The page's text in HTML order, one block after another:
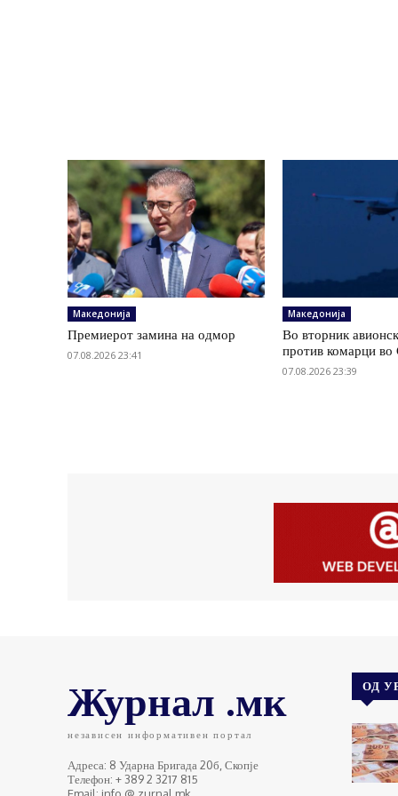
Македонија
Премиерот замина на одмор
07.08.2026 23:41
Македонија
Во вторник
против комарци во
07.08.2026 23:39
Журнал .мк
независен информативен портал
Адреса: 8 Ударна Бригада 20б, Скопје
Телефон: + 389 2 3217 815
ОД